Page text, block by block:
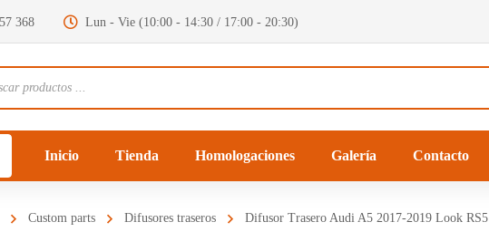
368 Lun - Vie (10:00 - 14:30 / 17:00 - 20:30)
Inicio Tienda Homologaciones Galería Contacto
Custom parts Difusores traseros Difusor Trasero Audi A5 2017-2019 Look RS5